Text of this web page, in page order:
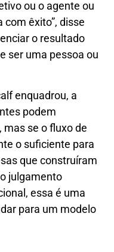
ou o agente ou
êxito”, disse
o resultado
ser uma pessoa ou
enquadrou, a
podem
se o fluxo de
o suficiente para
que construíram
julgamento
essa é uma
para um modelo